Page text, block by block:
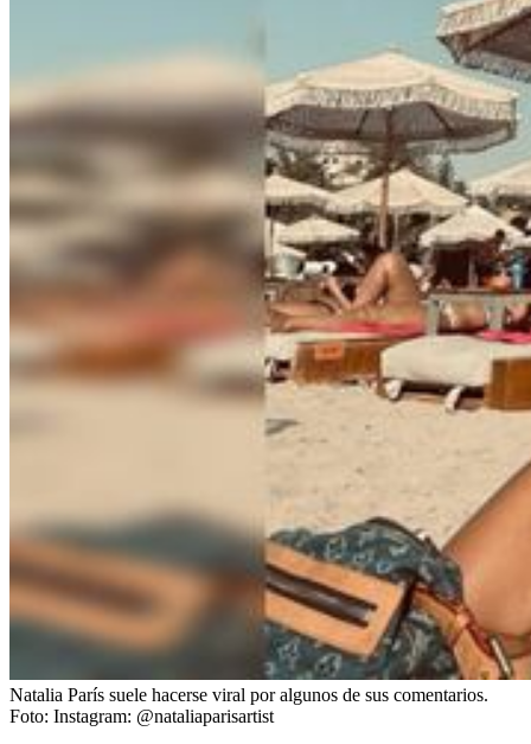
Natalia París suele hacerse viral por algunos de sus comentarios.
Foto: Instagram: @nataliaparisartist